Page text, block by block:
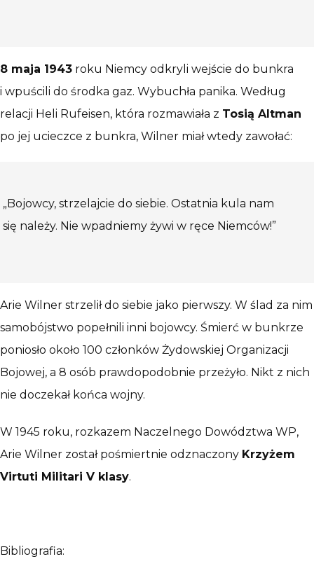
8 maja 1943 roku Niemcy odkryli wejście do bunkra
i wpuścili do środka gaz. Wybuchła panika. Według
relacji Heli Rufeisen, która rozmawiała z Tosią Altman
po jej ucieczce z bunkra, Wilner miał wtedy zawołać:
„Bojowcy, strzelajcie do siebie. Ostatnia kula nam
się należy. Nie wpadniemy żywi w ręce Niemców!”
Arie Wilner strzelił do siebie jako pierwszy. W ślad za nim
samobójstwo popełnili inni bojowcy. Śmierć w bunkrze
poniosło około 100 członków Żydowskiej Organizacji
Bojowej, a 8 osób prawdopodobnie przeżyło. Nikt z nich
nie doczekał końca wojny.
W 1945 roku, rozkazem Naczelnego Dowództwa WP,
Arie Wilner został pośmiertnie odznaczony Krzyżem
Virtuti Militari V klasy.
Bibliografia: